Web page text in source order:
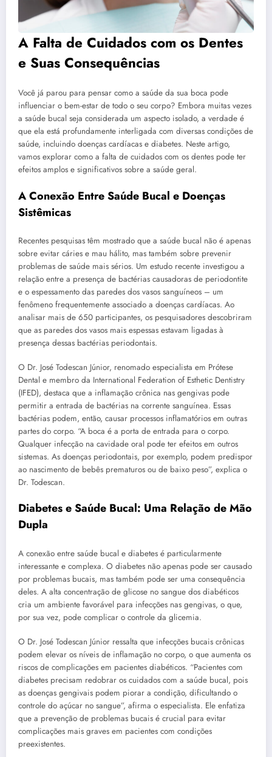
A Falta de Cuidados com os Dentes
e Suas Consequências
Você já parou para pensar como a saúde da sua boca pode
influenciar o bem-estar de todo o seu corpo? Embora muitas vezes
a saúde bucal seja considerada um aspecto isolado, a verdade é
que ela está profundamente interligada com diversas condições de
saúde, incluindo doenças cardíacas e diabetes. Neste artigo,
vamos explorar como a falta de cuidados com os dentes pode ter
efeitos amplos e significativos sobre a saúde geral.
A Conexão Entre Saúde Bucal e Doenças
Sistêmicas
Recentes pesquisas têm mostrado que a saúde bucal não é apenas
sobre evitar cáries e mau hálito, mas também sobre prevenir
problemas de saúde mais sérios. Um estudo recente investigou a
relação entre a presença de bactérias causadoras de periodontite
e o espessamento das paredes dos vasos sanguíneos – um
fenômeno frequentemente associado a doenças cardíacas. Ao
analisar mais de 650 participantes, os pesquisadores descobriram
que as paredes dos vasos mais espessas estavam ligadas à
presença dessas bactérias periodontais.
O Dr. José Todescan Júnior, renomado especialista em Prótese
Dental e membro da International Federation of Esthetic Dentistry
(IFED), destaca que a inflamação crônica nas gengivas pode
permitir a entrada de bactérias na corrente sanguínea. Essas
bactérias podem, então, causar processos inflamatórios em outras
partes do corpo. “A boca é a porta de entrada para o corpo.
Qualquer infecção na cavidade oral pode ter efeitos em outros
sistemas. As doenças periodontais, por exemplo, podem predispor
ao nascimento de bebês prematuros ou de baixo peso”, explica o
Dr. Todescan.
Diabetes e Saúde Bucal: Uma Relação de Mão
Dupla
A conexão entre saúde bucal e diabetes é particularmente
interessante e complexa. O diabetes não apenas pode ser causado
por problemas bucais, mas também pode ser uma consequência
deles. A alta concentração de glicose no sangue dos diabéticos
cria um ambiente favorável para infecções nas gengivas, o que,
por sua vez, pode complicar o controle da glicemia.
O Dr. José Todescan Júnior ressalta que infecções bucais crônicas
podem elevar os níveis de inflamação no corpo, o que aumenta os
riscos de complicações em pacientes diabéticos. “Pacientes com
diabetes precisam redobrar os cuidados com a saúde bucal, pois
as doenças gengivais podem piorar a condição, dificultando o
controle do açúcar no sangue”, afirma o especialista. Ele enfatiza
que a prevenção de problemas bucais é crucial para evitar
complicações mais graves em pacientes com condições
preexistentes.